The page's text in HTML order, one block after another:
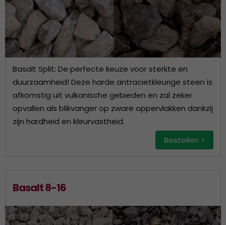
Basalt Split: De perfecte keuze voor sterkte en
duurzaamheid! Deze harde antracietkleurige steen is
afkomstig uit vulkanische gebieden en zal zeker
opvallen als blikvanger op zware oppervlakken dankzij
zijn hardheid en kleurvastheid.
Bestellen >
Basalt 8-16